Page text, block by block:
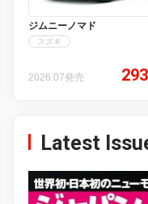
ジムニーノマド
スズキ
2026.07発売 293
Latest